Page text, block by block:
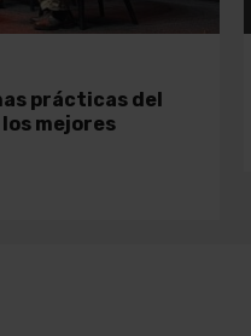
prácticas del
mejores